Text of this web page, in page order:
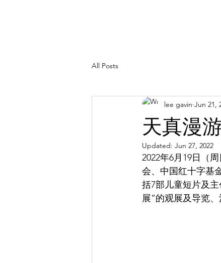
All Posts
天真漫
lee gavin Jun 21,
Updated: Jun 27, 2022
2022年6月19日（
会、中国红十字基
括7部儿童短片及
展”的观展及导览、